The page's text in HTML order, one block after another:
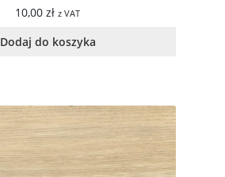
10,00 zł z VAT
Dodaj do koszyka